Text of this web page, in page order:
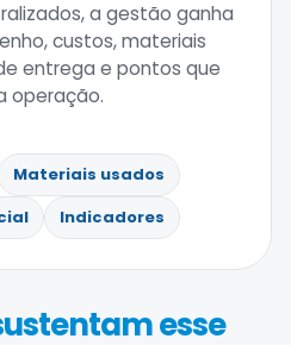
a gestão ganha
custos, materiais
entrega e pontos que
operação.
Materiais usados
Indicadores
esse